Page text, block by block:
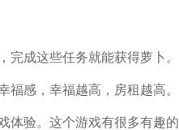
完成这些任务就能获得萝卜。
福感，幸福越高，房租越高。
体验。这个游戏有很多有趣的